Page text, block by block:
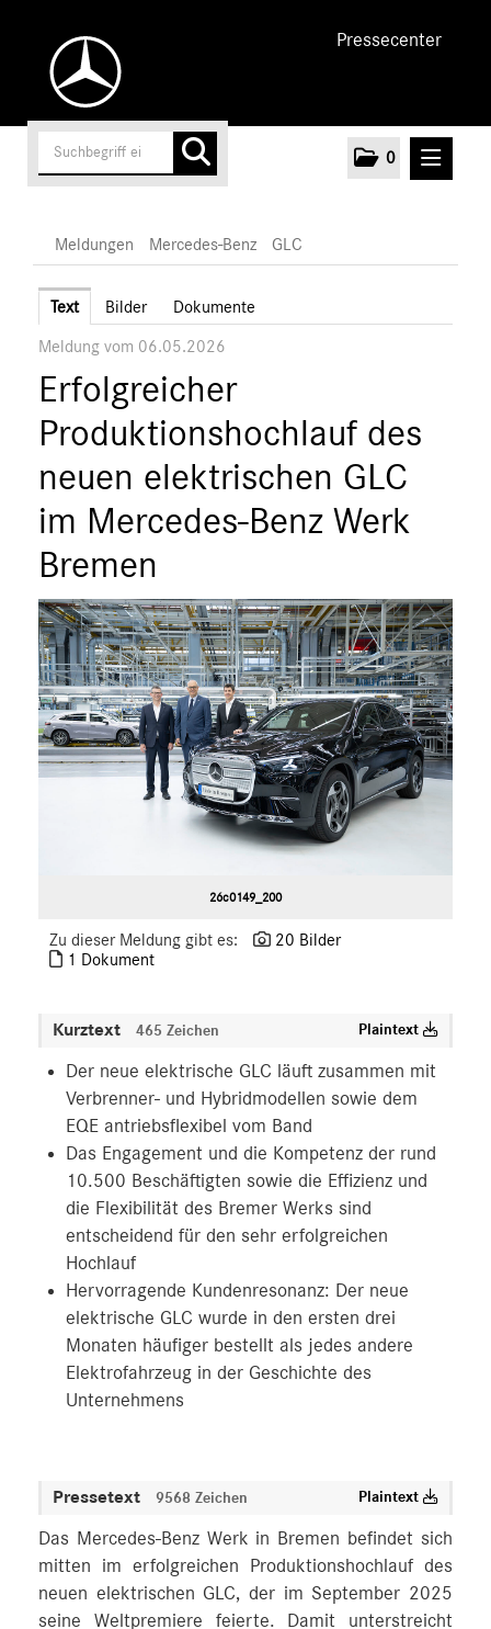
Pressecenter
0
Unternehmen
Cars
AMG
Maybach
Mercedes-Benz
A-Klasse
C-Klasse
E-Klasse
E-Klasse T-Modell
CLA
CLS
G-Klasse
GLA
GLB
smart
G-Klasse
Marken & Produkte
ANSPRECHPARTNER
Meldungen Mercedes-Benz GLC
Text Bilder Dokumente
Meldung vom 06.05.2026
Erfolgreicher
Produktionshochlauf des
neuen elektrischen GLC
im Mercedes-Benz Werk
Bremen
26c0149_200
Zu dieser Meldung gibt es:
20 Bilder
1 Dokument
Kurztext 465 Zeichen Plaintext
Der neue elektrische GLC läuft zusammen mit
Verbrenner- und Hybridmodellen sowie dem
EQE antriebsflexibel vom Band
Das Engagement und die Kompetenz der rund
10.500 Beschäftigten sowie die Effizienz und
die Flexibilität des Bremer Werks sind
entscheidend für den sehr erfolgreichen
Hochlauf
Hervorragende Kundenresonanz: Der neue
elektrische GLC wurde in den ersten drei
Monaten häufiger bestellt als jedes andere
Elektrofahrzeug in der Geschichte des
Unternehmens
Pressetext 9568 Zeichen Plaintext
Das Mercedes-Benz Werk in Bremen befindet sich
mitten im erfolgreichen Produktionshochlauf des
neuen elektrischen GLC, der im September 2025
seine Weltpremiere feierte. Damit unterstreicht